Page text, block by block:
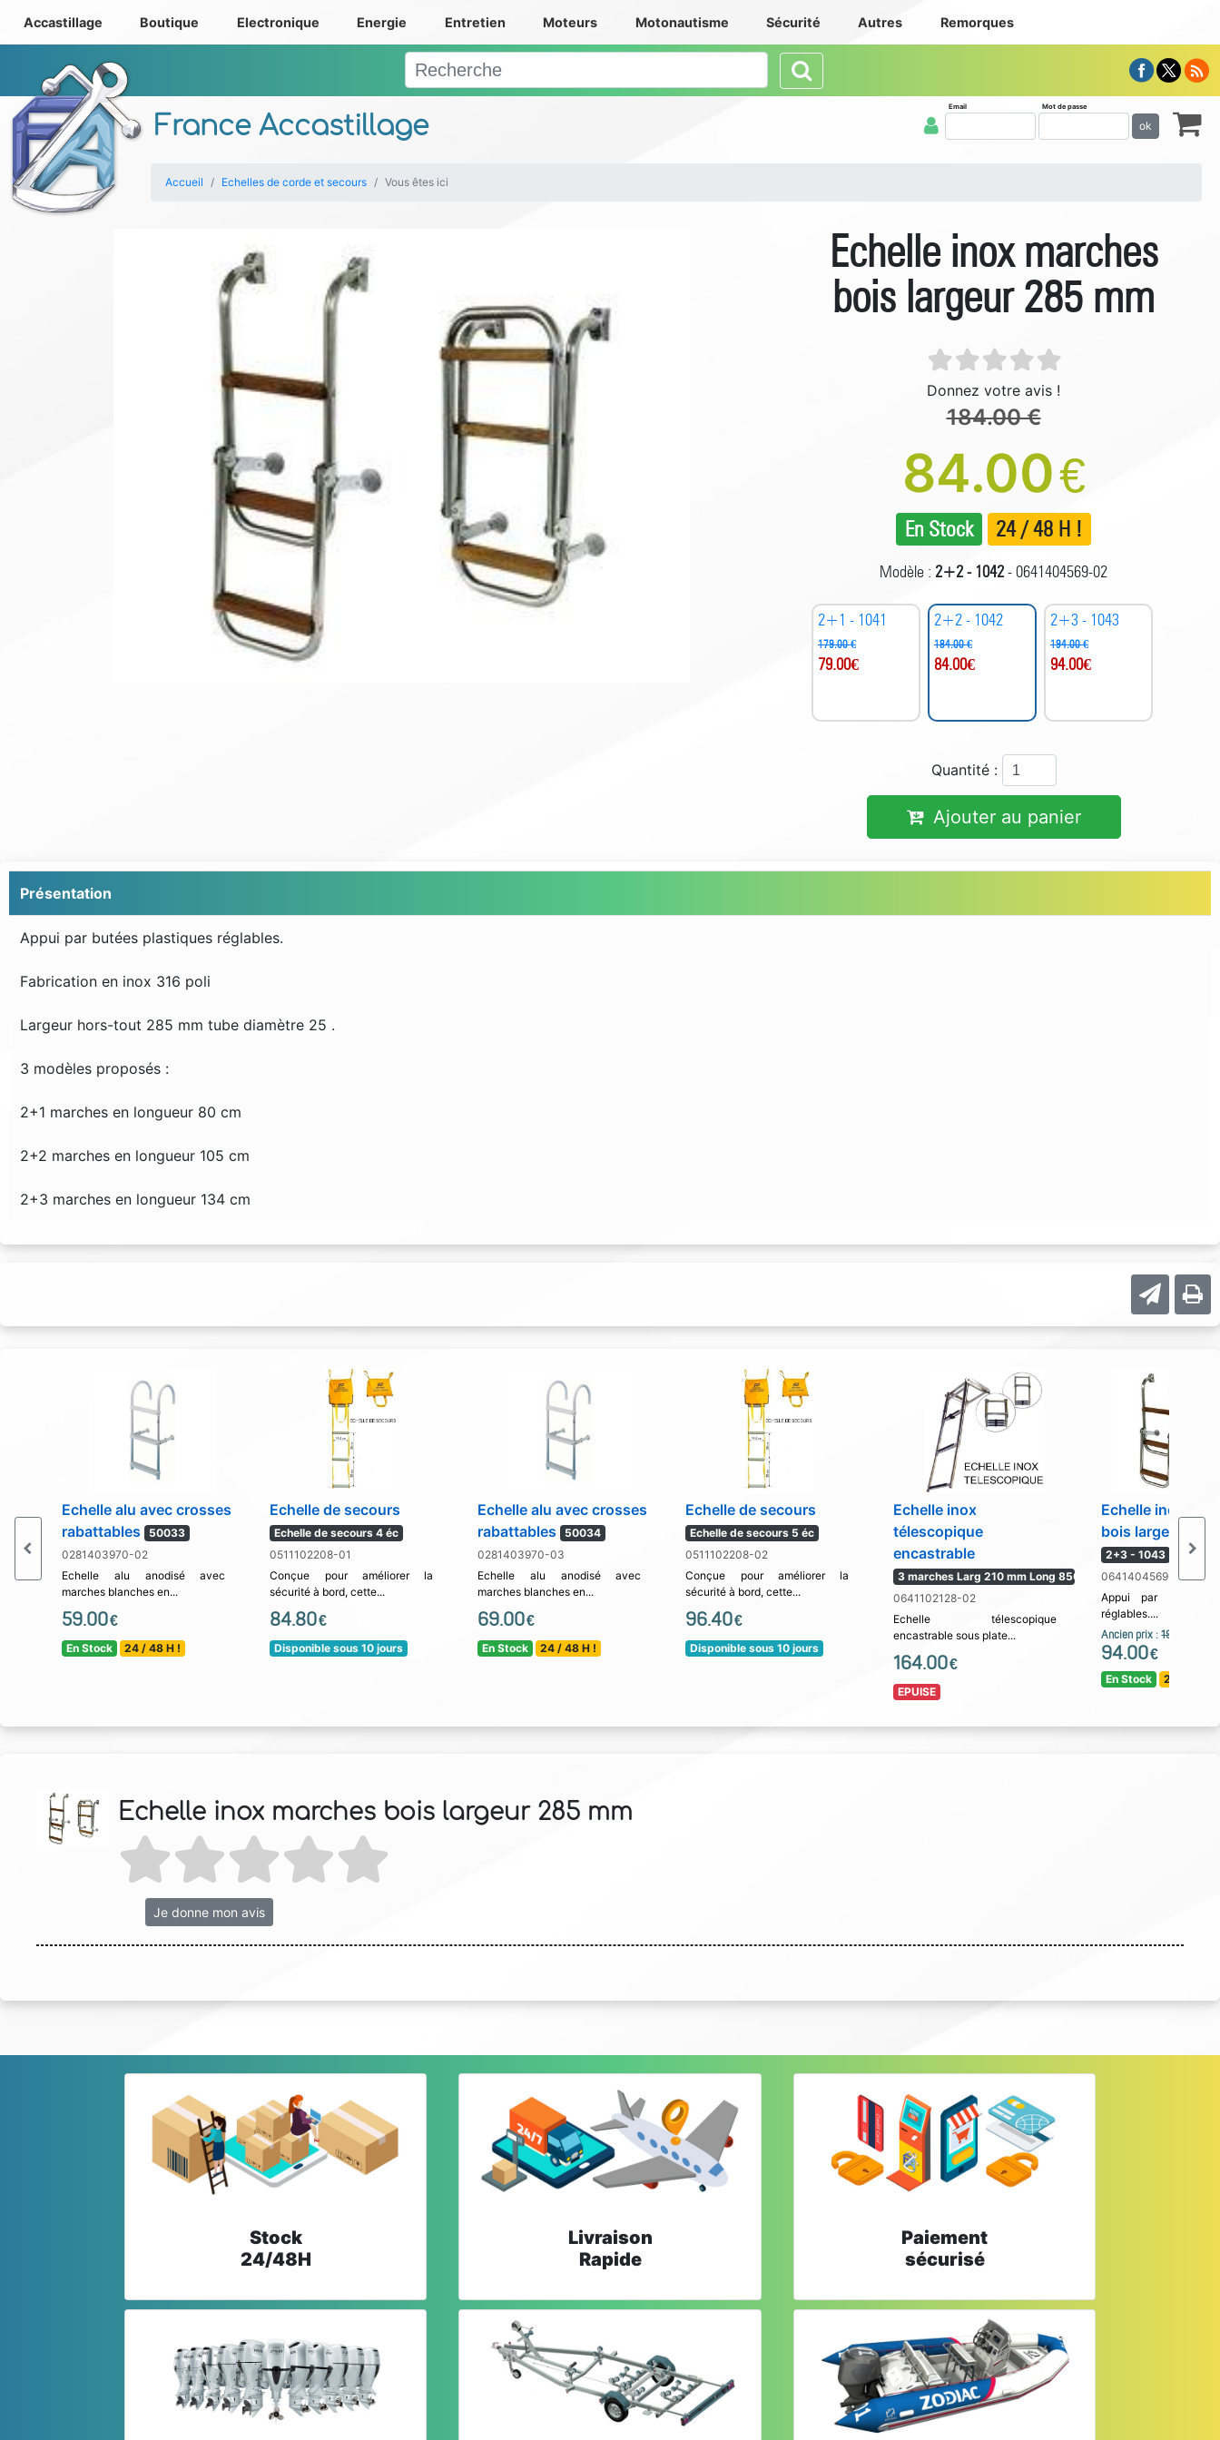
France Accastillage
Accastillage Boutique Electronique Energie Entretien Moteurs Motonautisme Sécurité Autres Remorques
Email Mot de passe
ok
Accueil Echelles de corde et secours Vous êtes ici
Echelle inox marches
bois largeur 285 mm
Donnez votre avis !
184.00 €
84.00€
En Stock 24 / 48 H !
Modèle : 2+2 - 1042- 0641404569-02
2+1 - 1041
179.00 €
79.00€
2+2 - 1042
184.00 €
84.00€
2+3 - 1043
194.00 €
94.00€
Quantité :
Ajouter au panier
Présentation
Appui par butées plastiques réglables.
Fabrication en inox 316 poli
Largeur hors-tout 285 mm tube diamètre 25 .
3 modèles proposés :
2+1 marches en longueur 80 cm
2+2 marches en longueur 105 cm
2+3 marches en longueur 134 cm
Echelle alu avec crosses
rabattables 50033
0281403970-02
Echelle alu anodisé avec
marches blanches en...
59.00€
En Stock 24 / 48 H !
Echelle de secours
Echelle de secours 4 éc
0511102208-01
Conçue pour améliorer la
sécurité à bord, cette...
84.80€
Disponible sous 10 jours
Echelle alu avec crosses
rabattables 50034
0281403970-03
Echelle alu anodisé avec
marches blanches en...
69.00€
En Stock 24 / 48 H !
Echelle de secours
Echelle de secours 5 éc
0511102208-02
Conçue pour améliorer la
sécurité à bord, cette...
96.40€
Disponible sous 10 jours
Echelle inox
télescopique
encastrable
3 marches Larg 210 mm Long 850
0641102128-02
Echelle télescopique
encastrable sous plate...
164.00€
EPUISE
Echelle inox
bois largeur
2+3 - 1043
0641404569-03
Appui par butées
réglables....
Ancien prix :194.00
94.00€
En Stock 24 / 48 H !
Echelle inox marches bois largeur 285 mm
Je donne mon avis
Stock
24/48H
Livraison
Rapide
Paiement
sécurisé